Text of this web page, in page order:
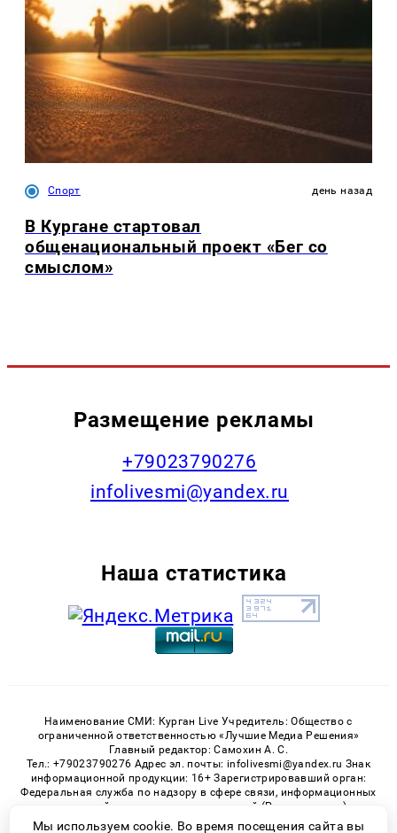
Спорт день назад
В Кургане стартовал
общенациональный проект «Бег со
смыслом»
Размещение рекламы
+79023790276
infolivesmi@yandex.ru
Наша статистика
Наименование СМИ: Курган Live Учредитель: Общество с
ограниченной ответственностью «Лучшие Медиа Решения»
Главный редактор: Самохин А. С.
Тел.: +79023790276 Адрес эл. почты: infolivesmi@yandex.ru Знак
информационной продукции: 16+ Зарегистрировавший орган:
Федеральная служба по надзору в сфере связи, информационных
технологий и массовых коммуникаций (Роскомнадзор)
Регистрационный номер СМИ ЭЛ № ФС 77 - 82535 от 21.01.2022
Мы используем cookie. Во время посещения сайта вы